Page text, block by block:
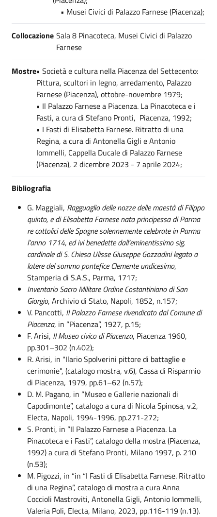
• Musei Civici di Palazzo Farnese (Piacenza);
Collocazione Sala 8 Pinacoteca, Musei Civici di Palazzo
Farnese
Mostre• Società e cultura nella Piacenza del Settecento:
Pittura, scultori in legno, arredamento, Palazzo
Farnese (Piacenza), ottobre-novembre 1979;
• Il Palazzo Farnese a Piacenza. La Pinacoteca e i
Fasti, a cura di Stefano Pronti, Piacenza, 1992;
• I Fasti di Elisabetta Farnese. Ritratto di una
Regina, a cura di Antonella Gigli e Antonio
Iommelli, Cappella Ducale di Palazzo Farnese
(Piacenza), 2 dicembre 2023 - 7 aprile 2024;
Bibliografia
G. Maggiali, Ragguaglio delle nozze delle maestà di Filippo
quinto, e di Elisabetta Farnese nata principessa di Parma
re cattolici delle Spagne solennemente celebrate in Parma
l’anno 1714, ed ivi benedette dall’eminentissimo sig.
cardinale di S. Chiesa Ulisse Giuseppe Gozzadini legato a
latere del sommo pontefice Clemente undicesimo,
Stamperia di S.A.S., Parma, 1717;
Inventario Sacro Militare Ordine Costantiniano di San
Giorgio, Archivio di Stato, Napoli, 1852, n.157;
V. Pancotti, Il Palazzo Farnese rivendicato dal Comune di
Piacenza, in “Piacenza”, 1927, p.15;
F. Arisi, Il Museo civico di Piacenza, Piacenza 1960,
pp.301–302 (n.402);
R. Arisi, in "Ilario Spolverini pittore di battaglie e
cerimonie", (catalogo mostra, v.6), Cassa di Risparmio
di Piacenza, 1979, pp.61–62 (n.57);
D. M. Pagano, in “Museo e Gallerie nazionali di
Capodimonte”, catalogo a cura di Nicola Spinosa, v.2,
Electa, Napoli, 1994-1996, pp.271-272;
S. Pronti, in “Il Palazzo Farnese a Piacenza. La
Pinacoteca e i Fasti”, catalogo della mostra (Piacenza,
1992) a cura di Stefano Pronti, Milano 1997, p. 210
(n.53);
M. Pigozzi, in “in “I Fasti di Elisabetta Farnese. Ritratto
di una Regina”, catalogo di mostra a cura Anna
Coccioli Mastroviti, Antonella Gigli, Antonio Iommelli,
Valeria Poli, Electa, Milano, 2023, pp.116-119 (n.13).